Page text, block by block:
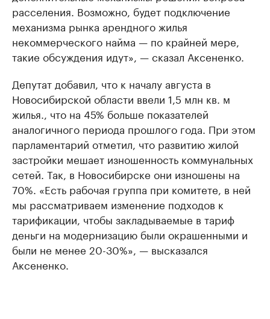
расселения. Возможно, будет подключение
механизма рынка арендного жилья
некоммерческого найма — по крайней мере,
такие обсуждения идут», — сказал Аксененко.
Депутат добавил, что к началу августа в
Новосибирской области ввели 1,5 млн кв. м
жилья., что на 45% больше показателей
аналогичного периода прошлого года. При этом
парламентарий отметил, что развитию жилой
застройки мешает изношенность коммунальных
сетей. Так, в Новосибирске они изношены на
70%. «Есть рабочая группа при комитете, в ней
мы рассматриваем изменение подходов к
тарификации, чтобы закладываемые в тариф
деньги на модернизацию были окрашенными и
были не менее 20-30%», — высказался
Аксененко.